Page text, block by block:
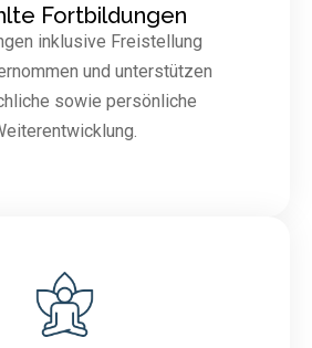
Fortbildungen
inklusive Freistellung
und unterstützen
sowie persönliche